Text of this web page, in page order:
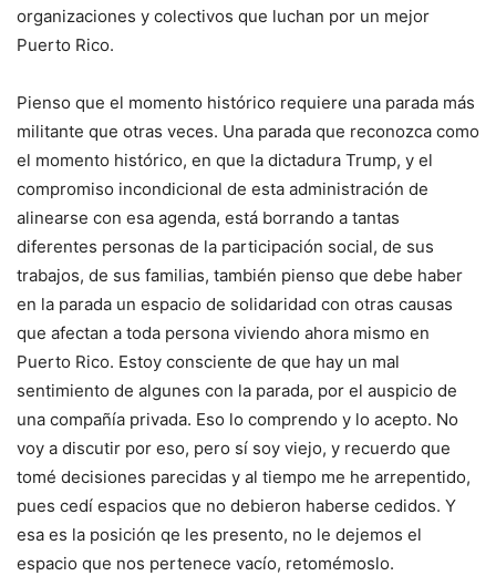
organizaciones y colectivos que luchan por un mejor
Puerto Rico.
Pienso que el momento histórico requiere una parada más
militante que otras veces. Una parada que reconozca como
el momento histórico, en que la dictadura Trump, y el
compromiso incondicional de esta administración de
alinearse con esa agenda, está borrando a tantas
diferentes personas de la participación social, de sus
trabajos, de sus familias, también pienso que debe haber
en la parada un espacio de solidaridad con otras causas
que afectan a toda persona viviendo ahora mismo en
Puerto Rico. Estoy consciente de que hay un mal
sentimiento de algunes con la parada, por el auspicio de
una compañía privada. Eso lo comprendo y lo acepto. No
voy a discutir por eso, pero sí soy viejo, y recuerdo que
tomé decisiones parecidas y al tiempo me he arrepentido,
pues cedí espacios que no debieron haberse cedidos. Y
esa es la posición qe les presento, no le dejemos el
espacio que nos pertenece vacío, retomémoslo.